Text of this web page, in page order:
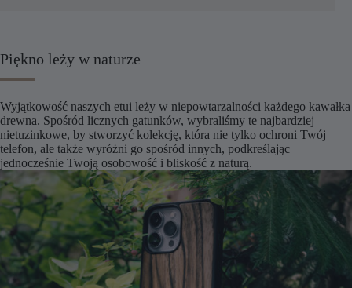
Piękno leży w naturze
Wyjątkowość naszych etui leży w niepowtarzalności każdego kawałka
drewna. Spośród licznych gatunków, wybraliśmy te najbardziej
nietuzinkowe, by stworzyć kolekcję, która nie tylko ochroni Twój
telefon, ale także wyróżni go spośród innych, podkreślając
jednocześnie Twoją osobowość i bliskość z naturą.